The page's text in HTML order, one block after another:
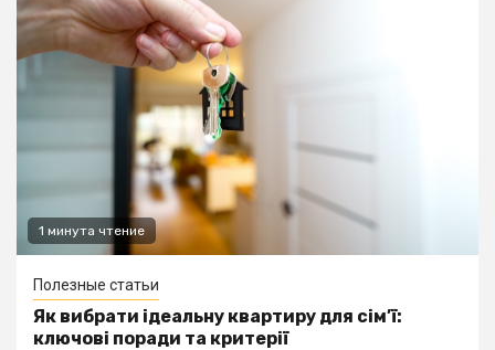
1 минута чтение
Полезные статьи
Як вибрати ідеальну квартиру для сім’ї:
ключові поради та критерії